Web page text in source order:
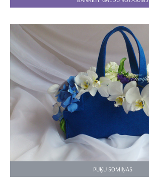
PUĶU SOMIŅAS